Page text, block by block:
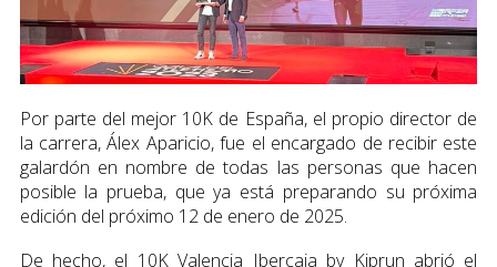
Por parte del mejor 10K de España, el propio director de
la carrera, Álex Aparicio, fue el encargado de recibir este
galardón en nombre de todas las personas que hacen
posible la prueba, que ya está preparando su próxima
edición del próximo 12 de enero de 2025.
De hecho, el 10K Valencia Ibercaja by Kiprun abrió el